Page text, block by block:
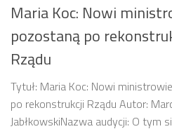
Maria Koc: Nowi
pozostaną po
Rządu
Tytuł: Maria Koc: Nowi
po rekonstrukcji Rządu Autor:
JabłkowskiNazwa audycji: O tym